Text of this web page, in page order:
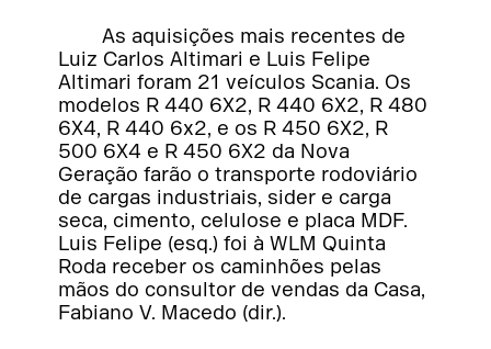
As aquisições mais recentes de
Luiz Carlos Altimari e Luis Felipe
Altimari foram 21 veículos Scania. Os
modelos R 440 6X2, R 440 6X2, R 480
6X4, R 440 6x2, e os R 450 6X2, R
500 6X4 e R 450 6X2 da Nova
Geração farão o transporte rodoviário
de cargas industriais, sider e carga
seca, cimento, celulose e placa MDF.
Luis Felipe (esq.) foi à WLM Quinta
Roda receber os caminhões pelas
mãos do consultor de vendas da Casa,
Fabiano V. Macedo (dir.).